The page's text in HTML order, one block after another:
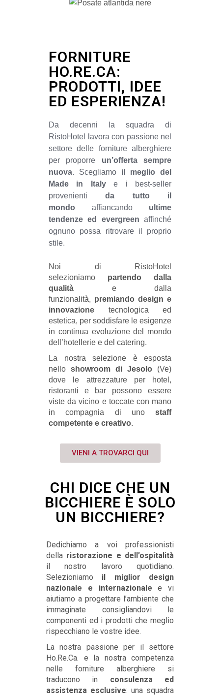
FORNITURE
HO.RE.CA:
PRODOTTI, IDEE
ED ESPERIENZA!
Da decenni la squadra di
RistoHotel lavora con passione nel
settore delle forniture alberghiere
per proporre un’offerta sempre
nuova. Scegliamo il meglio del
Made in Italye i best-seller
provenientida tutto il
mondo affiancando ultime
tendenze ed evergreen affinché
ognuno possa ritrovare il proprio
stile.
Noi di RistoHotel
selezioniamo partendo dalla
qualità e dalla
funzionalità, premiando design e
innovazione tecnologica ed
estetica, per soddisfare le esigenze
in continua evoluzione del mondo
dell’hotellerie e del catering.
La nostra selezione è esposta
nello showroom di Jesolo (Ve)
dove le attrezzature per hotel,
ristoranti e bar possono essere
viste da vicino e toccate con mano
in compagnia di uno staff
competente e creativo.
VIENI A TROVARCI QUI
CHI DICE CHE UN
BICCHIERE È SOLO
UN BICCHIERE?
Dedichiamo a voi professionisti
della ristorazione e dell’ospitalità
il nostro lavoro quotidiano.
Selezioniamo il miglior design
nazionale e internazionale e vi
aiutiamo a progettare l’ambiente che
immaginate consigliandovi le
componenti ed i prodotti che meglio
rispecchiano le vostre idee.
La nostra passione per il settore
Ho.Re.Ca. e la nostra competenza
nelle forniture alberghiere si
traducono in consulenza ed
assistenza esclusive: una squadra